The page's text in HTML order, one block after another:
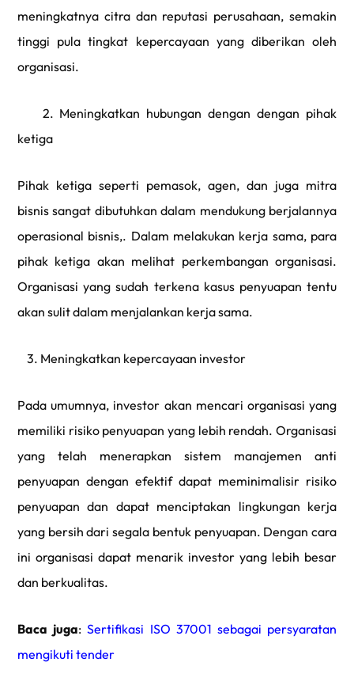
meningkatnya citra dan reputasi perusahaan, semakin
tinggi pula tingkat kepercayaan yang diberikan oleh
organisasi.
2. Meningkatkan hubungan dengan dengan pihak
ketiga
Pihak ketiga seperti pemasok, agen, dan juga mitra
bisnis sangat dibutuhkan dalam mendukung berjalannya
operasional bisnis,. Dalam melakukan kerja sama, para
pihak ketiga akan melihat perkembangan organisasi.
Organisasi yang sudah terkena kasus penyuapan tentu
akan sulit dalam menjalankan kerja sama.
3. Meningkatkan kepercayaan investor
Pada umumnya, investor akan mencari organisasi yang
memiliki risiko penyuapan yang lebih rendah. Organisasi
yang telah menerapkan sistem manajemen anti
penyuapan dengan efektif dapat meminimalisir risiko
penyuapan dan dapat menciptakan lingkungan kerja
yang bersih dari segala bentuk penyuapan. Dengan cara
ini organisasi dapat menarik investor yang lebih besar
dan berkualitas.
Baca juga:Sertifikasi ISO 37001 sebagai persyaratan
mengikuti tender